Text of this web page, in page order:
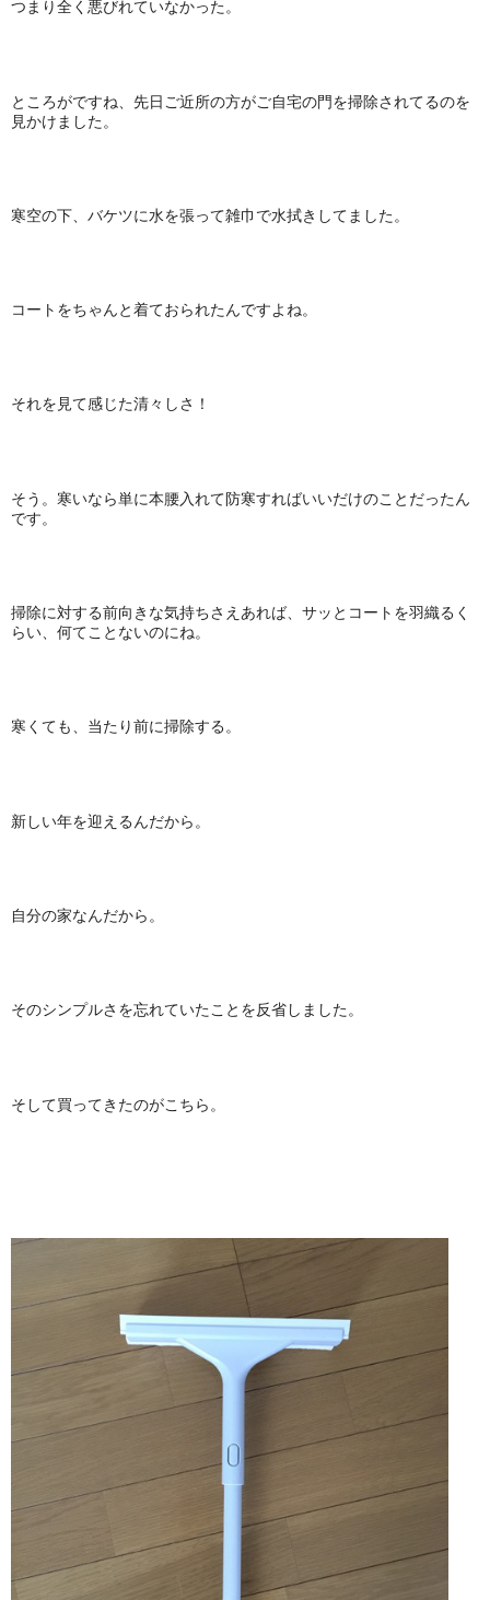
つまり全く悪びれていなかった。
ところがですね、先日ご近所の方がご自宅の門を掃除されてるのを
見かけました。
寒空の下、バケツに水を張って雑巾で水拭きしてました。
コートをちゃんと着ておられたんですよね。
それを見て感じた清々しさ！
そう。寒いなら単に本腰入れて防寒すればいいだけのことだったん
です。
掃除に対する前向きな気持ちさえあれば、サッとコートを羽織るく
らい、何てことないのにね。
寒くても、当たり前に掃除する。
新しい年を迎えるんだから。
自分の家なんだから。
そのシンプルさを忘れていたことを反省しました。
そして買ってきたのがこちら。